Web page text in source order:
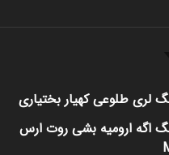
لری طلوعی کهیار بختیاری
اگه ارومیه بشی روت ارس